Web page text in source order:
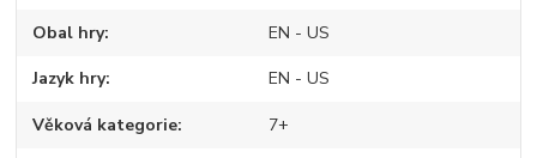
Obal hry EN - US
Jazyk hry EN - US
Věková kategorie 7+